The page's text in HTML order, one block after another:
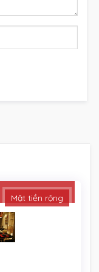
Mặt tiền rộng